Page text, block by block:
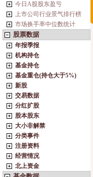
今日A股股东盈亏
上市公司行业景气排行榜
市场换手率中位数统计
股票数据
年报季报
机构持仓
基金持仓
基金重仓(持仓大于5%)
新股
交易数据
分红扩股
股本股东
大小非解禁
分类事件
注册资料
经营情况
北上资金